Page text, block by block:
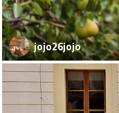
jojo26jojo